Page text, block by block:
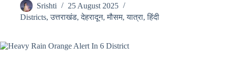
Srishti
25 August 2025
Districts,उत्तराखंड,देहरादून,मौसम,यात्रा,हिंदी